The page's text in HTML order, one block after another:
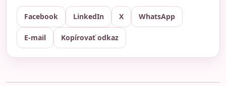
Facebook LinkedIn X WhatsApp
E-mail Kopírovať odkaz